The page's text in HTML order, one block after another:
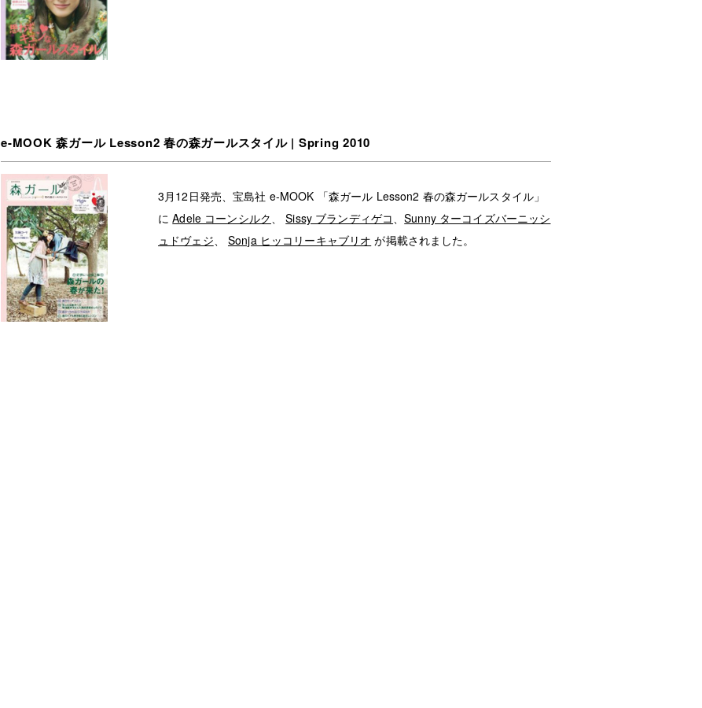
e-MOOK 森ガール Lesson2 春の森ガールスタイル | Spring 2010
3月12日発売、宝島社 e-MOOK 「森ガール Lesson2 春の森ガールスタイル」
にAdele コーンシルク、Sissy ブランディゲコ、Sunny ターコイズバーニッシ
ュドヴェジ、 Sonja ヒッコリーキャブリオ が掲載されました。